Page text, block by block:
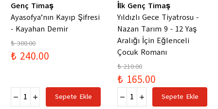
Genç Timaş
Ayasofya’nın Kayıp Şifresi
- Kayahan Demir
₺ 300.00
₺ 240.00
Sepete Ekle
İlk Genç Timaş
Yıldızlı Gece Tiyatrosu -
Nazan Tarım 9 - 12 Yaş
Aralığı İçin Eğlenceli
Çocuk Romanı
₺ 210.00
₺ 165.00
Sepete Ekle